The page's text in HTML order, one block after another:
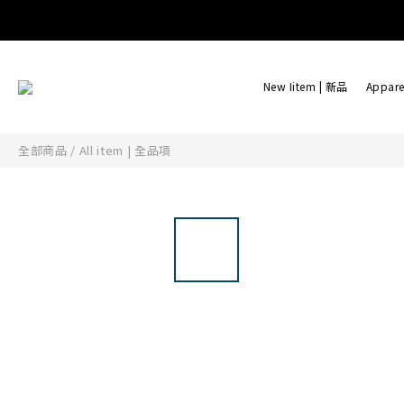
New Iitem | 新品
全部商品 / All item | 全品項